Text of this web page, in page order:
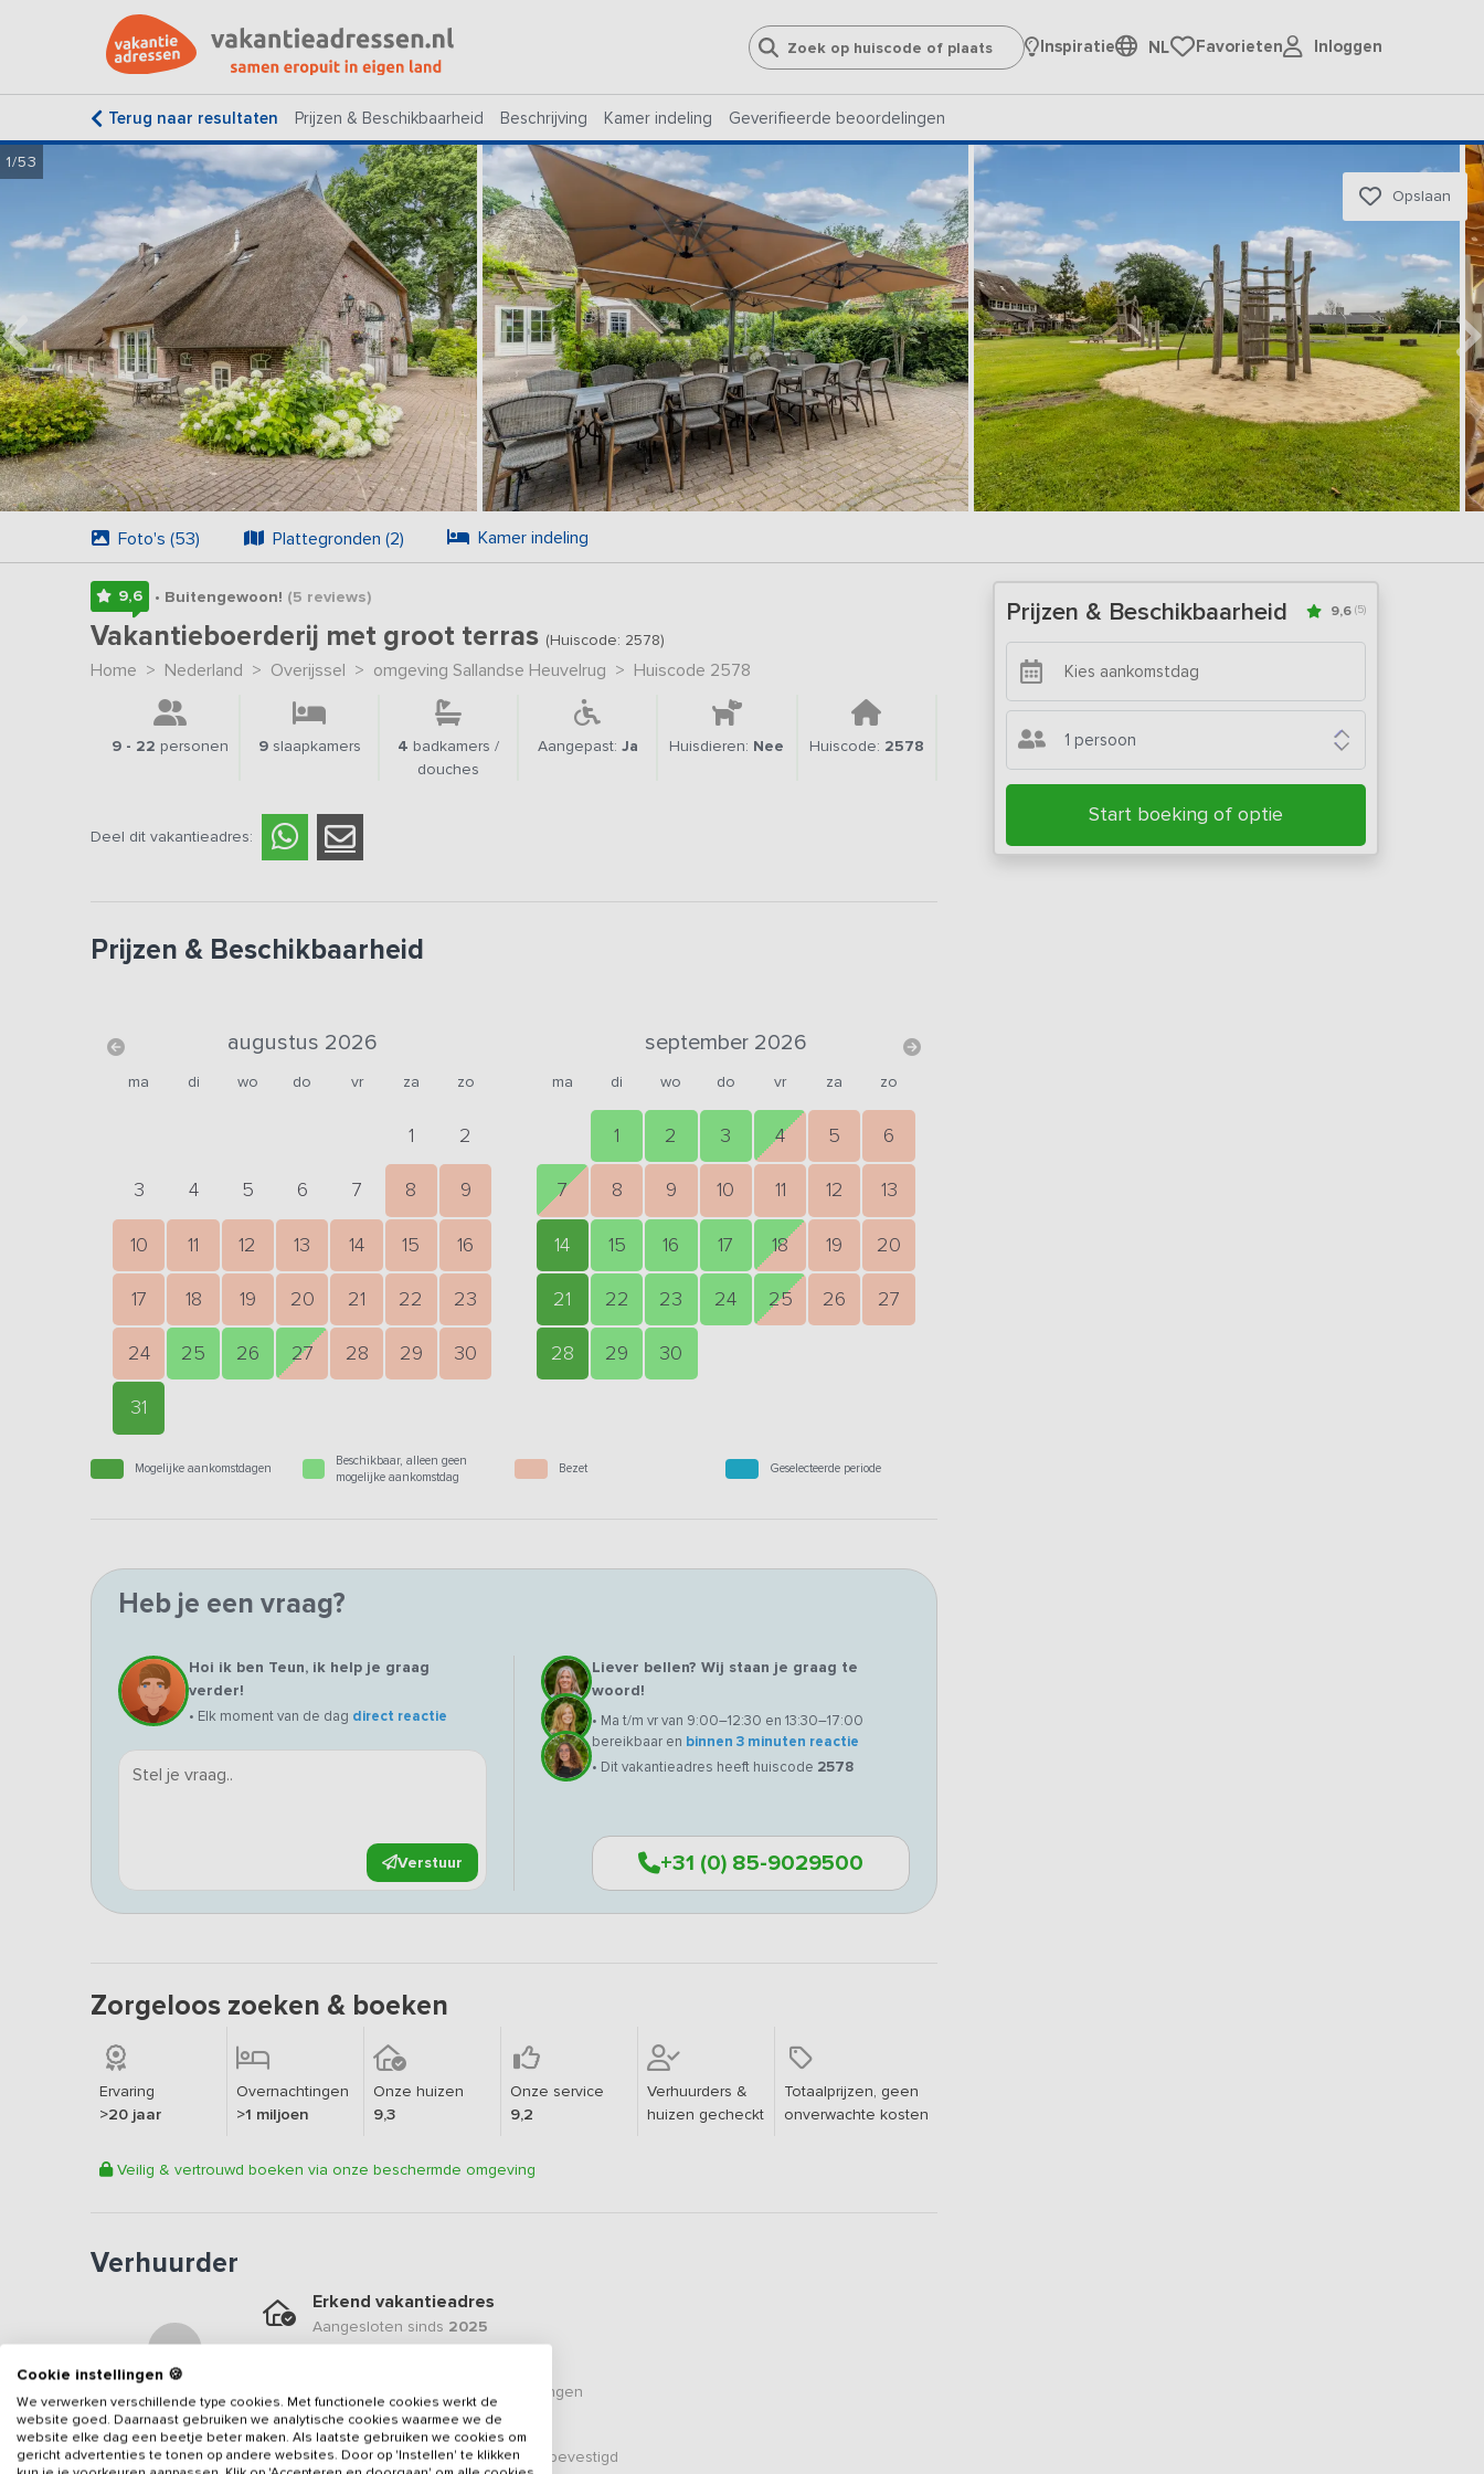
Inspiratie NL Favorieten Inloggen
Terug naar resultaten Prijzen & Beschikbaarheid Beschrijving Kamer indeling Geverifieerde beoordelingen
1/53
Opslaan
Foto's (53) Plattegronden (2) Kamer indeling
9,6 • Buitengewoon! (5 reviews)
Vakantieboerderij met groot terras (Huiscode: 2578)
Home > Nederland > Overijssel > omgeving Sallandse Heuvelrug > Huiscode 2578
9 - 22 personen 9slaapkamers 4 badkamers /
douches
Aangepast: Ja Huisdieren: Nee Huiscode: 2578
Deel dit vakantieadres:
Prijzen & Beschikbaarheid
augustus 2026
ma di wo do vr za zo
1 2
3 4 5 6 7 8 9
10 11 12 13 14 15 16
17 18 19 20 21 22 23
24 25 26 27 28 29 30
31
september 2026
ma di wo do vr za zo
1 2 3 4 5 6
7 8 9 10 11 12 13
14 15 16 17 18 19 20
21 22 23 24 25 26 27
28 29 30
Mogelijke aankomstdagen
Beschikbaar, alleen geen
mogelijke aankomstdag
Bezet Geselecteerde periode
Heb je een vraag?
Hoi ik ben Teun, ik help je graag
verder!
• Elk moment van de dag direct reactie
Verstuur
Liever bellen? Wij staan je graag te
woord!
• Ma t/m vr van 9:00–12:30 en 13:30–17:00
bereikbaar en binnen 3 minuten reactie
• Dit vakantieadres heeft huiscode 2578
+31 (0) 85-9029500
Zorgeloos zoeken & boeken
Ervaring
>20 jaar
Overnachtingen
>1 miljoen
Onze huizen
9,3
Onze service
9,2
Verhuurders &
huizen gecheckt
Totaalprijzen, geen
onverwachte kosten
Veilig & vertrouwd boeken via onze beschermde omgeving
Verhuurder
Erkend vakantieadres
Aangesloten sinds 2025
beoordelingen
Veilig & vertrouwd
Gegevens van de verhuurder zijn bevestigd
Prijzen & Beschikbaarheid 9,6 (5)
1 persoon
Start boeking of optie
Cookie instellingen 🍪
We verwerken verschillende type cookies. Met functionele cookies werkt de
website goed. Daarnaast gebruiken we analytische cookies waarmee we de
website elke dag een beetje beter maken. Als laatste gebruiken we cookies om
gericht advertenties te tonen op andere websites. Door op 'Instellen' te klikken